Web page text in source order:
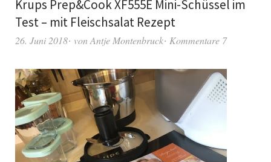
Krups Prep&Cook XF555E Mini-Schüssel im
Test – mit Fleischsalat Rezept
26. Juni 2018 vonAntje Montenbruck Kommentare 7